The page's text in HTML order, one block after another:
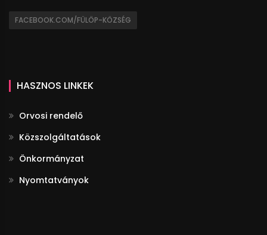
FACEBOOK.COM/FÜLÖP-KÖZSÉG
HASZNOS LINKEK
Orvosi rendelő
Közszolgáltatások
Önkormányzat
Nyomtatványok